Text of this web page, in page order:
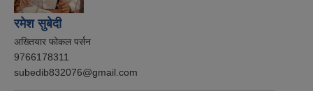
रमेश सुबेदी
अख्तियार फोकल पर्सन
9766178311
subedib832076@gmail.com